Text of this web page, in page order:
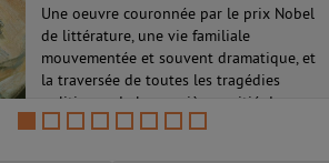
Une oeuvre couronnée par le prix Nobel
de littérature, une vie familiale
mouvementée et souvent dramatique, et
la traversée de toutes les tragédies
politiques de la première moitié du
siècle - voilà comment on pourrait